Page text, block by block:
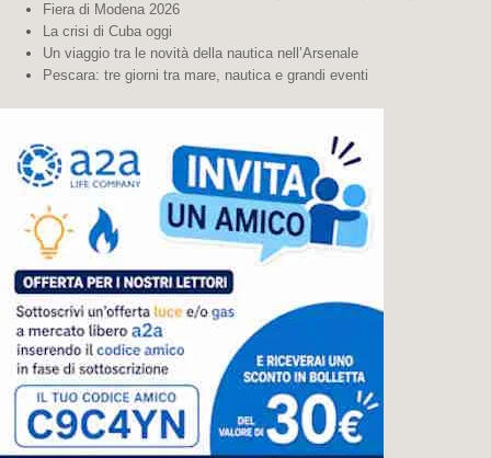
Fiera di Modena 2026
La crisi di Cuba oggi
Un viaggio tra le novità della nautica nell’Arsenale
Pescara: tre giorni tra mare, nautica e grandi eventi